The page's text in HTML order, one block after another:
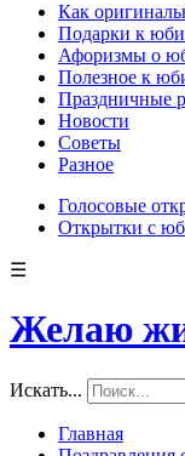
Как
Подарки к
Афоризмы о
Полезное к
Праздничные
Новости
Советы
Разное
Голосовые
Открытки с
☰
Желаю
Искать...
Главная